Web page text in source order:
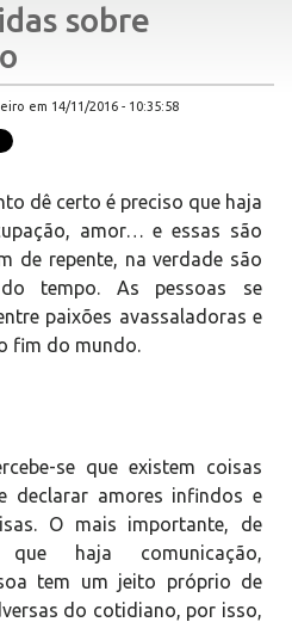
sobre
em 14/11/2016 - 10:35:58
dê certo é preciso que haja
amor… e essas são
de repente, na verdade são
tempo. As pessoas se
paixões avassaladoras e
fim do mundo.
se que existem coisas
declarar amores infindos e
O mais importante, de
haja comunicação,
tem um jeito próprio de
do cotidiano, por isso,